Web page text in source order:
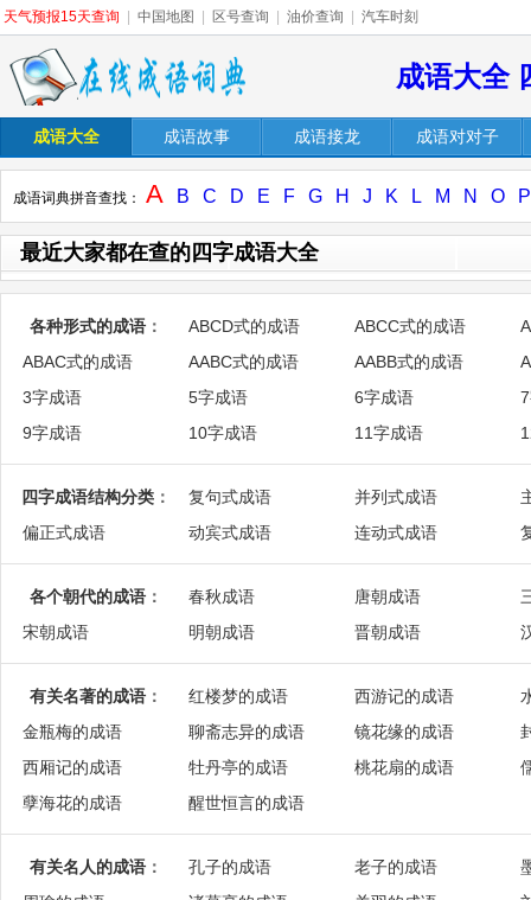
天气预报15天查询 中国地图 区号查询 油价查询 汽车时刻
成语大全
成语大全 成语故事 成语接龙 成语对对子
成语词典拼音查找： A B C D E F G H J K L M N O P
最近大家都在查的四字成语大全
各种形式的成语 ： ABCD式的成语 ABCC式的成语
ABAC式的成语
AABC式的成语 AABB式的成语
3字成语
5字成语 6字成语
9字成语
10字成语 11字成语
四字成语结构分类 ： 复句式成语 并列式成语
偏正式成语
动宾式成语 连动式成语
各个朝代的成语 ： 春秋成语 唐朝成语
宋朝成语
明朝成语 晋朝成语
有关名著的成语 ： 红楼梦的成语 西游记的成语
金瓶梅的成语
聊斋志异的成语 镜花缘的成语
西厢记的成语
牡丹亭的成语 桃花扇的成语
孽海花的成语
醒世恒言的成语
有关名人的成语 ： 孔子的成语 老子的成语